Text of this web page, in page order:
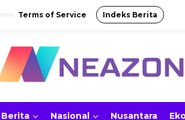
Terms of Service Indeks Berita
Berita Nasional Nusantara